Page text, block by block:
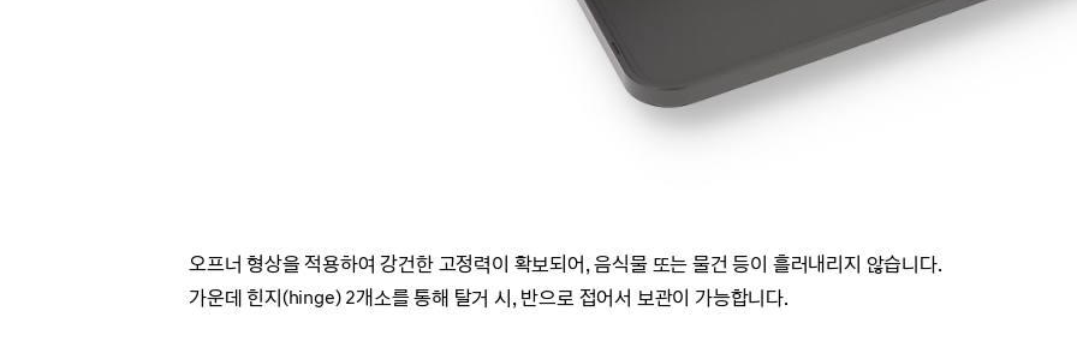
오프너 형상을 적용하여 강건한 고정력이 확보되어, 음식물 또는 물건 등이 흘러내리지 않습니다.
가운데 힌지(hinge) 2개소를 통해 탈거 시, 반으로 접어서 보관이 가능합니다.